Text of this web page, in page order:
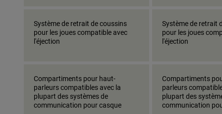
Système de retrait de coussins
pour les joues compatible avec
l'éjection
Système de retrait
pour les joues
l'éjection
Compartiments pour haut-
parleurs compatibles avec la
plupart des systèmes de
communication pour casque
Compartiments
parleurs
plupart des
communication